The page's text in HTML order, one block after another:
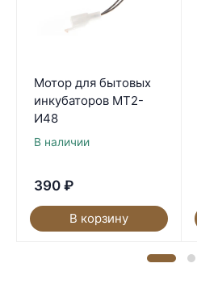
Мотор для бытовых
инкубаторов МТ2-
И48
В наличии
390 ₽
В корзину